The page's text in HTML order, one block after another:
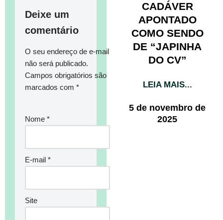
Deixe um
comentário
O seu endereço de e-mail
não será publicado.
Campos obrigatórios são
marcados com *
Nome *
E-mail *
Site
CADÁVER
APONTADO
COMO SENDO
DE “JAPINHA
DO CV”
LEIA MAIS...
5 de novembro de
2025